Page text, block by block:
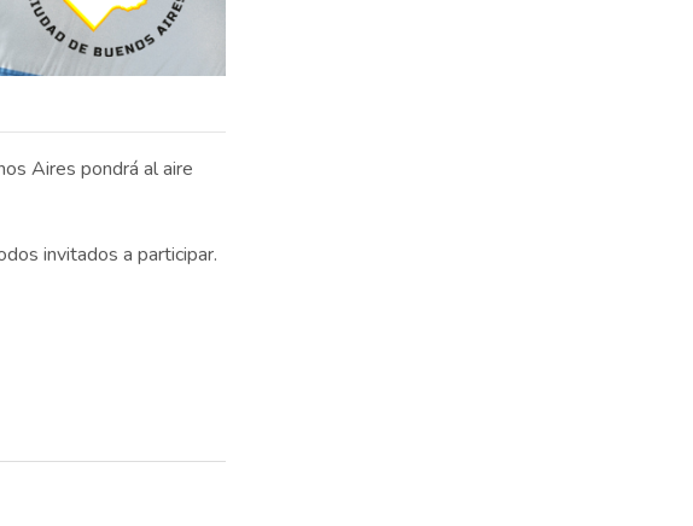
Aires pondrá al aire
invitados a participar.